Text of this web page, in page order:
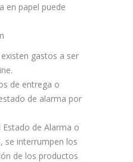
en papel puede
gastos a ser
de entrega o
de alarma por
Estado de Alarma o
se interrumpen los
de los productos